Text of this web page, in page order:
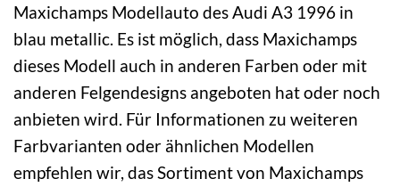
Maxichamps Modellauto des Audi A3 1996 in
blau metallic. Es ist möglich, dass Maxichamps
dieses Modell auch in anderen Farben oder mit
anderen Felgendesigns angeboten hat oder noch
anbieten wird. Für Informationen zu weiteren
Farbvarianten oder ähnlichen Modellen
empfehlen wir, das Sortiment von Maxichamps